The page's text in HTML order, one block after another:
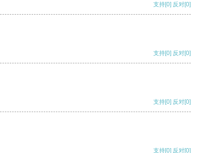
支持[0] 反对[0]
支持[0] 反对[0]
支持[0] 反对[0]
支持[0] 反对[0]